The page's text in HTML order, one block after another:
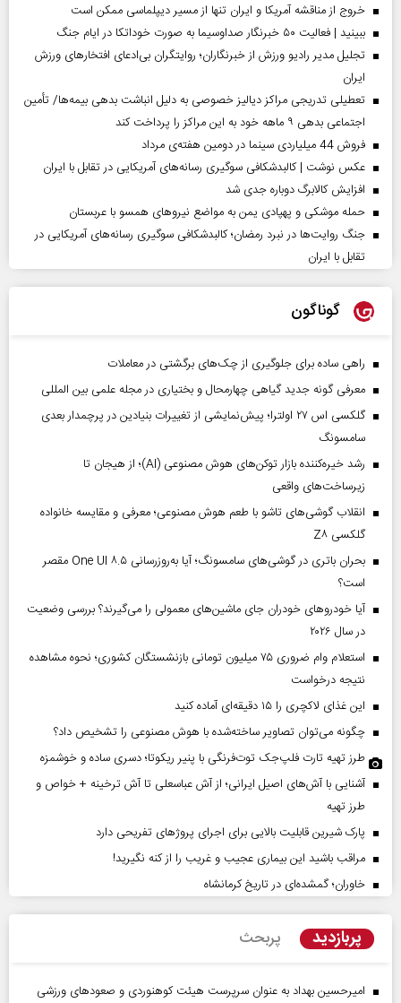
خروج از مناقشه آمریکا و ایران تنها از مسیر دیپلماسی ممکن است
ببینید | فعالیت ۵۰ خبرنگار صداوسیما به صورت خوداتکا در ایام جنگ
تجلیل مدیر رادیو ورزش از خبرنگاران؛ روایتگران بی‌ادعای افتخارهای ورزش
ایران
تعطیلی تدریجی مراکز دیالیز خصوصی به دلیل انباشت بدهی بیمه‌ها/ تأمین
اجتماعی بدهی ۹ ماهه خود به این مراکز را پرداخت کند
فروش 44 میلیاردی سینما در دومین هفته‌ی مرداد
عکس نوشت | کالبدشکافی سوگیری رسانه‌های آمریکایی در تقابل با ایران
افزایش کالابرگ دوباره جدی شد
حمله موشکی و پهپادی یمن به مواضع نیروهای همسو با عربستان
جنگ روایت‌ها در نبرد رمضان؛ کالبدشکافی سوگیری رسانه‌های آمریکایی در
تقابل با ایران
گوناگون
راهی ساده برای جلوگیری از چک‌های برگشتی در معاملات
معرفی گونه جدید گیاهی چهارمحال و بختیاری در مجله علمی بین المللی
گلکسی اس ۲۷ اولترا؛ پیش‌نمایشی از تغییرات بنیادین در پرچمدار بعدی
سامسونگ
رشد خیره‌کننده بازار توکن‌های هوش مصنوعی (AI)؛ از هیجان تا
زیرساخت‌های واقعی
انقلاب گوشی‌های تاشو‌ با طعم هوش مصنوعی؛ معرفی و مقایسه خانواده
گلکسی Z۸
بحران باتری در گوشی‌های سامسونگ؛ آیا به‌روزرسانی One UI ۸.۵ مقصر
است؟
آیا خودروهای خودران جای ماشین‌های معمولی را می‌گیرند؟ بررسی وضعیت
در سال ۲۰۲۶
استعلام وام ضروری ۷۵ میلیون تومانی بازنشستگان کشوری؛ نحوه مشاهده
نتیجه درخواست
این غذای لاکچری را ۱۵ دقیقه‌ای آماده کنید
چگونه می‌توان تصاویر ساخته‌شده با هوش مصنوعی را تشخیص داد؟
طرز تهیه تارت فلپ‌جک توت‌فرنگی با پنیر ریکوتا؛ دسری ساده و خوشمزه
آشنایی با آش‌های اصیل ایرانی؛ از آش عباسعلی تا آش ترخینه + خواص و
طرز تهیه
پارک شیرین قابلیت‌ بالایی برای اجرای پروژهای تفریحی دارد
مراقب باشید این بیماری عجیب و غریب را از کنه نگیرید!
خاوران؛ گمشده‌ای در تاریخ کرمانشاه
پربازدید پربحث
امیرحسین بهداد به عنوان سرپرست هیئت کوهنوردی و صعودهای ورزشی